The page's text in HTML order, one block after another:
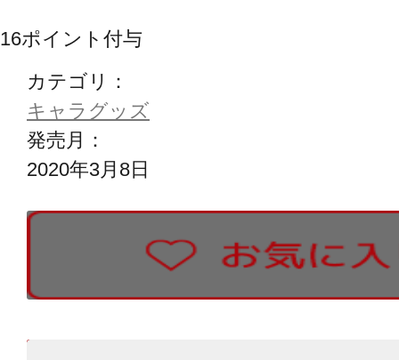
16ポイント付与
カテゴリ：
キャラグッズ
発売月：
2020年3月8日